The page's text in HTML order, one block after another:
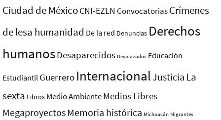
Ciudad de MéxicoCNI-EZLN ConvocatoriasCrímenes
de lesa humanidad De la red Denuncias Derechos
humanosDesaparecidos Desplazados Educación
Estudiantil Guerrero InternacionalJusticia La
sexta Libros Medio AmbienteMedios Libres
MegaproyectosMemoria histórica Michoacán Migrantes